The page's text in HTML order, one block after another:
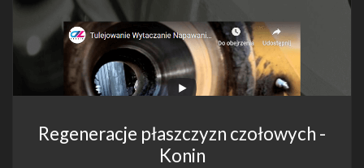
Regeneracje płaszczyzn czołowych -
Konin